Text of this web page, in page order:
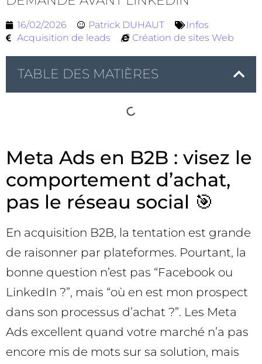
16/02/2026 Patrick DUHAUT
Infos
Acquisition de leads
Création de sites Web
TABLE DES MATIÈRES
Meta Ads en B2B : visez le
comportement d’achat,
pas le réseau social 🎯
En acquisition B2B, la tentation est grande
de raisonner par plateformes. Pourtant, la
bonne question n’est pas “Facebook ou
LinkedIn ?”, mais “où en est mon prospect
dans son processus d’achat ?”. Les Meta
Ads excellent quand votre marché n’a pas
encore mis de mots sur sa solution, mais